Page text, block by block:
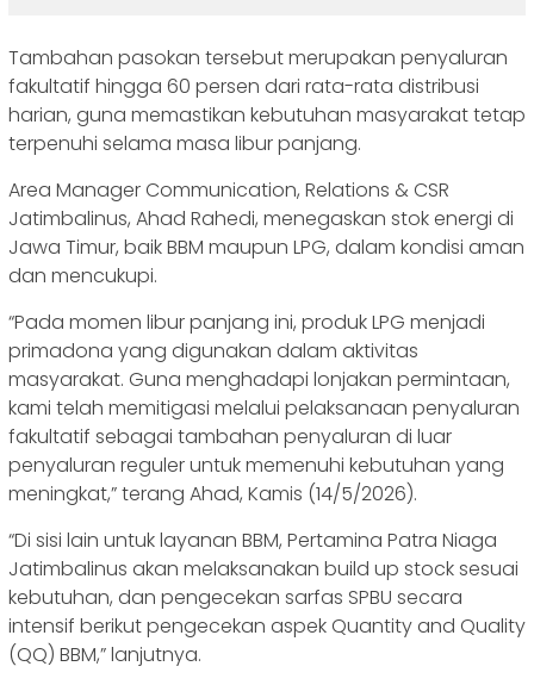
Tambahan pasokan tersebut merupakan penyaluran
fakultatif hingga 60 persen dari rata-rata distribusi
harian, guna memastikan kebutuhan masyarakat tetap
terpenuhi selama masa libur panjang.
Area Manager Communication, Relations & CSR
Jatimbalinus, Ahad Rahedi, menegaskan stok energi di
Jawa Timur, baik BBM maupun LPG, dalam kondisi aman
dan mencukupi.
“Pada momen libur panjang ini, produk LPG menjadi
primadona yang digunakan dalam aktivitas
masyarakat. Guna menghadapi lonjakan permintaan,
kami telah memitigasi melalui pelaksanaan penyaluran
fakultatif sebagai tambahan penyaluran di luar
penyaluran reguler untuk memenuhi kebutuhan yang
meningkat,” terang Ahad, Kamis (14/5/2026).
“Di sisi lain untuk layanan BBM, Pertamina Patra Niaga
Jatimbalinus akan melaksanakan build up stock sesuai
kebutuhan, dan pengecekan sarfas SPBU secara
intensif berikut pengecekan aspek Quantity and Quality
(QQ) BBM,” lanjutnya.